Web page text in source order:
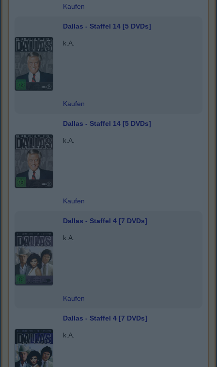
Kaufen
Dallas - Staffel 14 [5 DVDs]
k.A.
Kaufen
Dallas - Staffel 14 [5 DVDs]
k.A.
Kaufen
Dallas - Staffel 4 [7 DVDs]
k.A.
Kaufen
Dallas - Staffel 4 [7 DVDs]
k.A.